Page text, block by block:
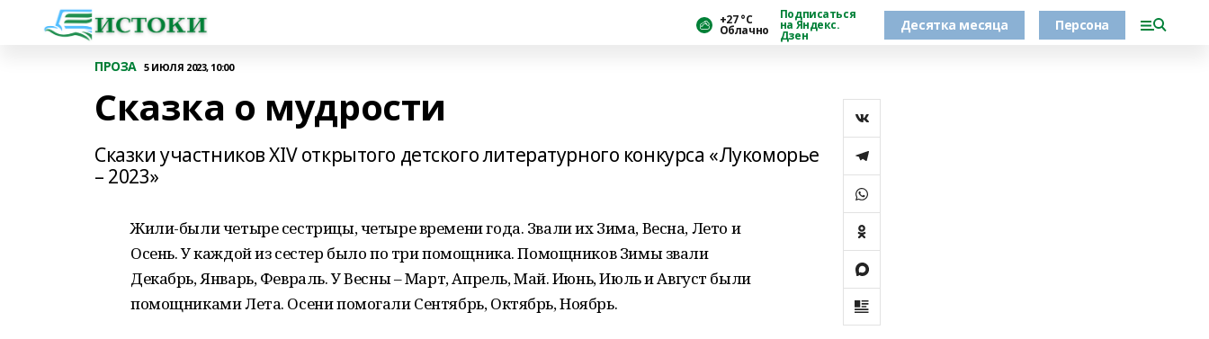
+27 °С
Облачно
Подписаться
на Яндекс.
Дзен
Десятка месяца Персона
ПРОЗА 5 ИЮЛЯ 2023, 10:00
Сказка о мудрости
Сказки участников XIV открытого детского литературного конкурса «Лукоморье
– 2023»
Жили-были четыре сестрицы, четыре времени года. Звали их Зима, Весна, Лето и
Осень. У каждой из сестер было по три помощника. Помощников Зимы звали
Декабрь, Январь, Февраль. У Весны – Март, Апрель, Май. Июнь, Июль и Август были
помощниками Лета. Осени помогали Сентябрь, Октябрь, Ноябрь.